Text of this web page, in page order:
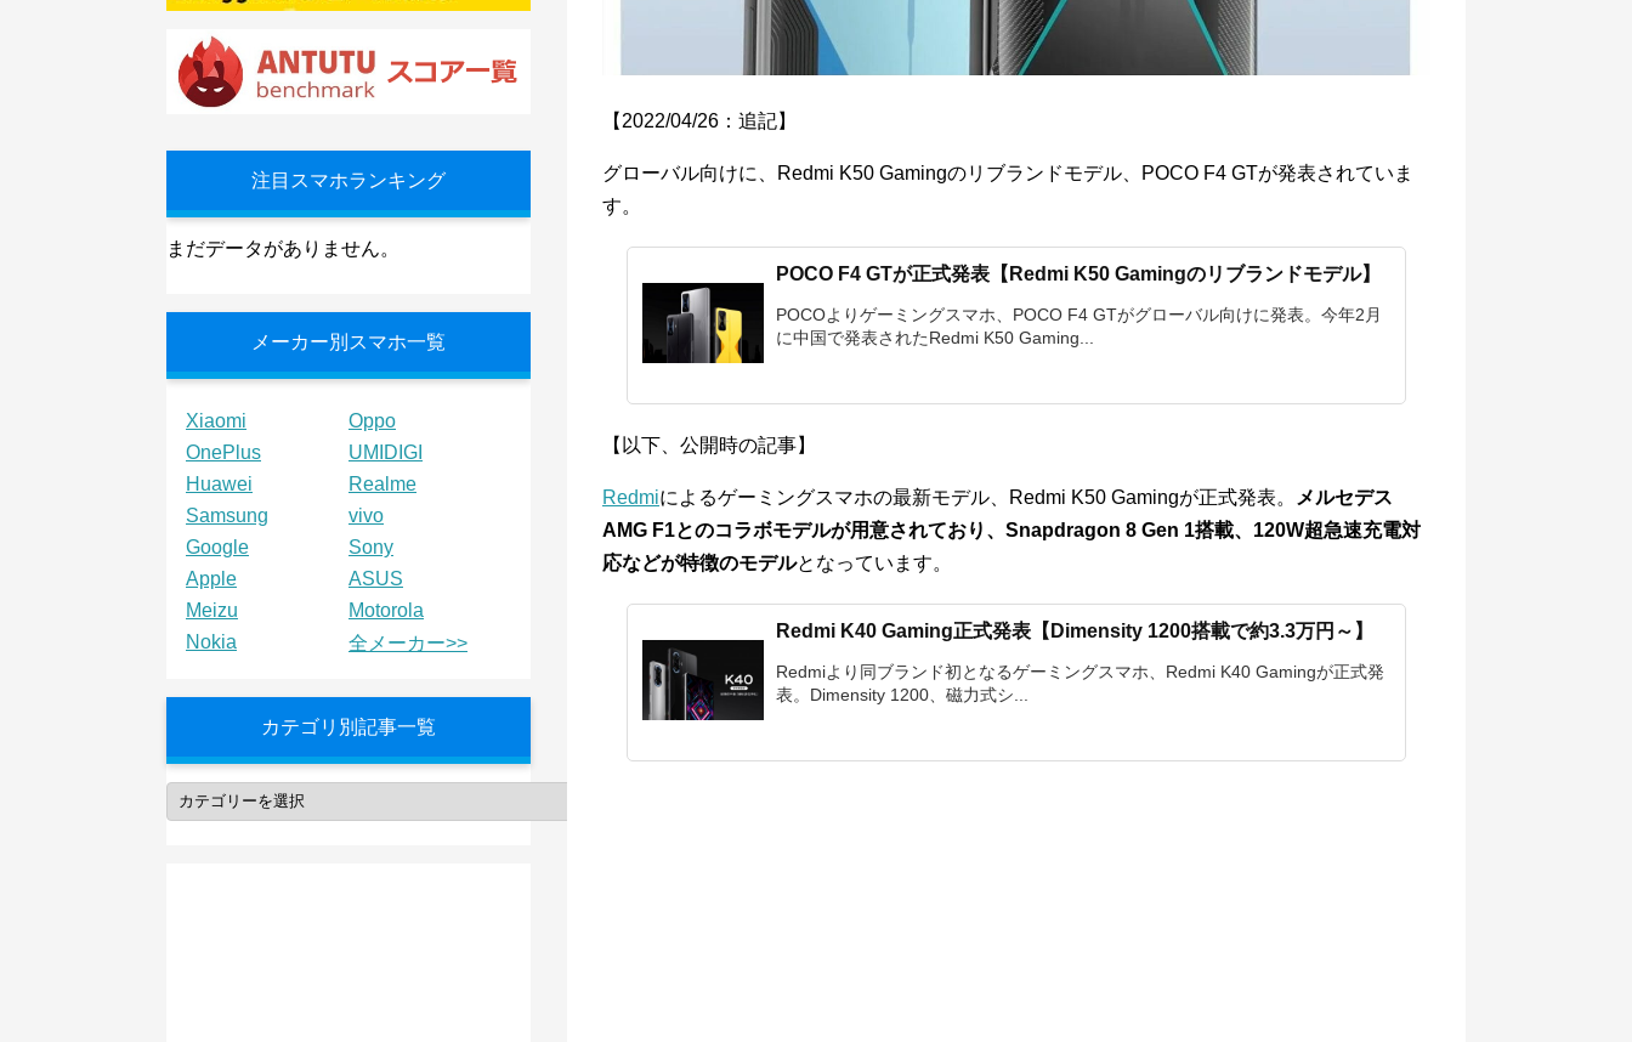
【2022/04/26：追記】
グローバル向けに、Redmi K50 Gamingのリブランドモデル、POCO F4 GTが発表されていま
す。
POCO F4 GTが正式発表【Redmi K50 Gamingのリブランドモデル】
POCOよりゲーミングスマホ、POCO F4 GTがグローバル向けに発表。今年2月
に中国で発表されたRedmi K50 Gaming...
【以下、公開時の記事】
Redmiによるゲーミングスマホの最新モデル、Redmi K50 Gamingが正式発表。
メルセデス
AMG F1とのコラボモデルが用意されており、Snapdragon 8 Gen 1搭載、120W超急速充電対
応などが特徴のモデルとなっています。
Redmi K40 Gaming正式発表【Dimensity 1200搭載で約3.3万円～】
Redmiより同ブランド初となるゲーミングスマホ、Redmi K40 Gamingが正式発
表。Dimensity 1200、磁力式シ...
注目スマホランキング
まだデータがありません。
メーカー別スマホ一覧
Xiaomi
Oppo
OnePlus
UMIDIGI
Huawei
Realme
Samsung
vivo
Google
Sony
Apple
ASUS
Meizu
Motorola
Nokia
全メーカー>>
カテゴリ別記事一覧